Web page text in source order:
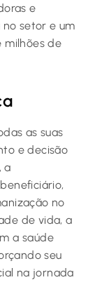
e
setor e um
milhões de
as suas
e decisão
a
no
de vida, a
a saúde
seu
na jornada